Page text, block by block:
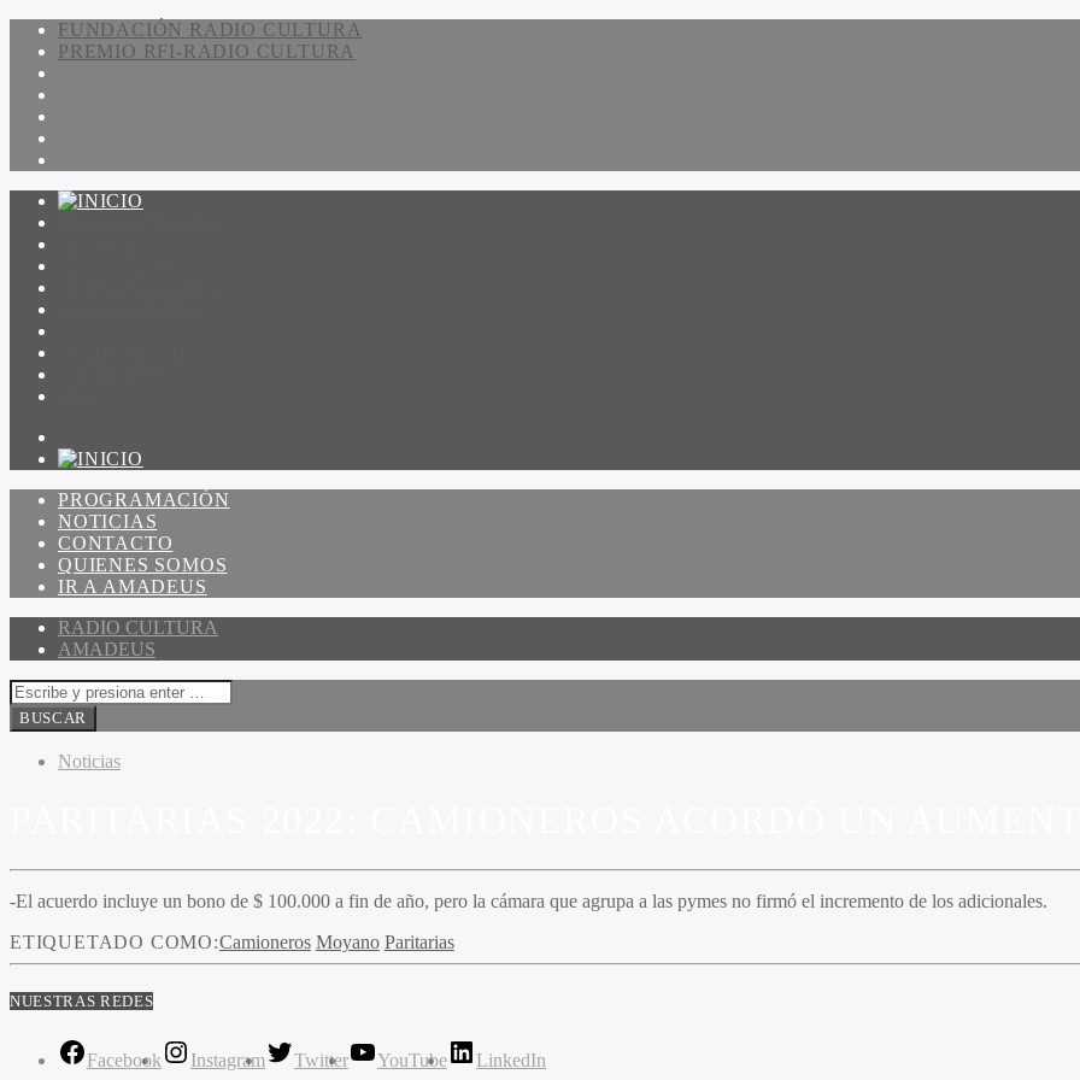
FUNDACIÓN RADIO CULTURA
PREMIO RFI-RADIO CULTURA
PROGRAMACIÓN
NOTICIAS
CONTACTO
QUIENES SOMOS
IR A AMADEUS
RADIO CULTURA
AMADEUS
Noticias
-El acuerdo incluye un bono de $ 100.000 a fin de año, pero la cámara que agrupa a las pymes no firmó el incremento de los adicionales.
ETIQUETADO COMO:Camioneros Moyano Paritarias
NUESTRAS REDES
Facebook Instagram Twitter YouTube LinkedIn